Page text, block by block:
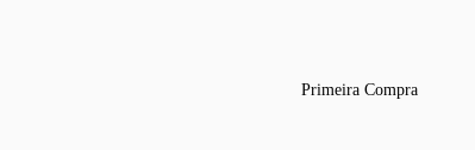
Primeira Compra